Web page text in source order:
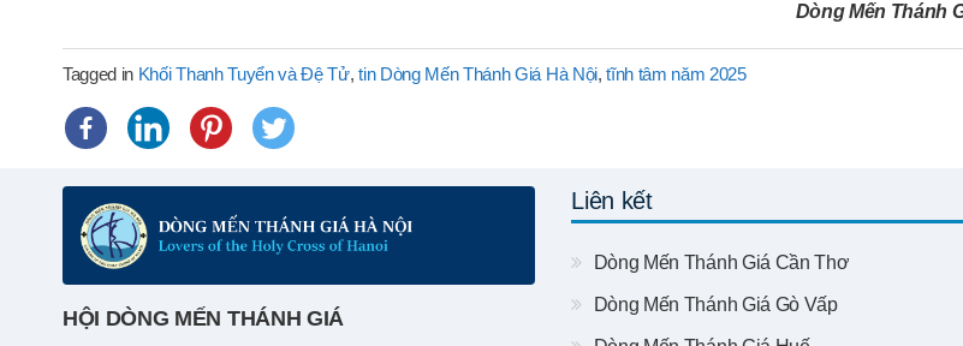
Dòng Mến Thánh
Tagged in Khối Thanh Tuyển và Đệ Tử,tin Dòng Mến Thánh Giá Hà Nội,tĩnh tâm năm 2025
HỘI DÒNG MẾN THÁNH GIÁ
Liên kết
Dòng Mến Thánh Giá Cần Thơ
Dòng Mến Thánh Giá Gò Vấp